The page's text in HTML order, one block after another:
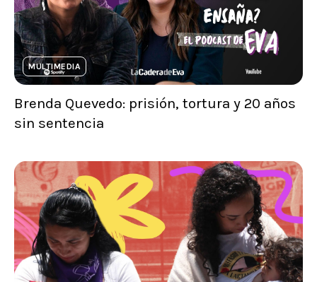
MULTIMEDIA
Brenda Quevedo: prisión, tortura y 20 años
sin sentencia